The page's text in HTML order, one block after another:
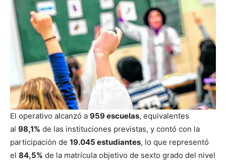
El operativo alcanzó a 959 escuelas, equivalentes
al 98,1% de las instituciones previstas, y contó con la
participación de 19.045 estudiantes, lo que representó
el 84,5% de la matrícula objetivo de sexto grado del nivel